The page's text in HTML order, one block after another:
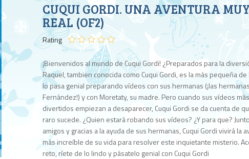
CUQUI GORDI. UNA AVENTURA
REAL (OF2)
Rating
¡Bienvenidos al mundo de Cuqui Gordi! ¿Preparados para la
Raquel, tambien conocida como Cuqui Gordi, es la más pequeña de
lo pasa genial preparando vídeos con sus hermanas (¡las hermanas
Fernández!) y con Moretaty, su madre. Pero cuando sus vídeos
divertidos empiezan a desaparecer, Cuqui Gordi se da cuenta de
raro sucede. ¿Quien estará robando sus vídeos? ¿Y para que?
amigos y gracias a la ayuda de sus hermanas, Cuqui Gordi vivirá la
más increíble de su vida para resolver este inquietante misterio.
reto, ríete de lo lindo y pásatelo genial con Cuqui Gordi